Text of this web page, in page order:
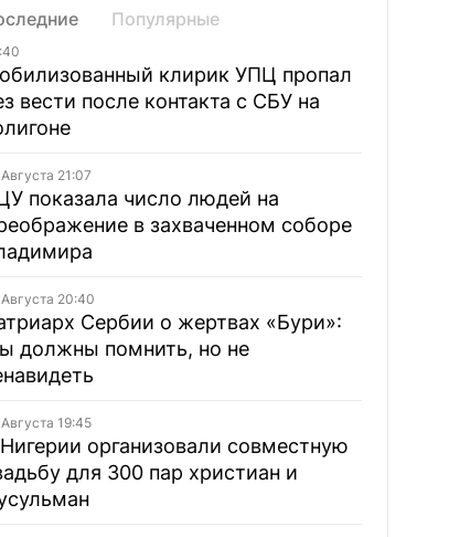
Популярные
клирик УПЦ пропал
вести после контакта с СБУ на
21:07
показала число людей на
в захваченном соборе
20:40
Сербии о жертвах «Бури»:
должны помнить, но не
19:45
организовали совместную
для 300 пар христиан и